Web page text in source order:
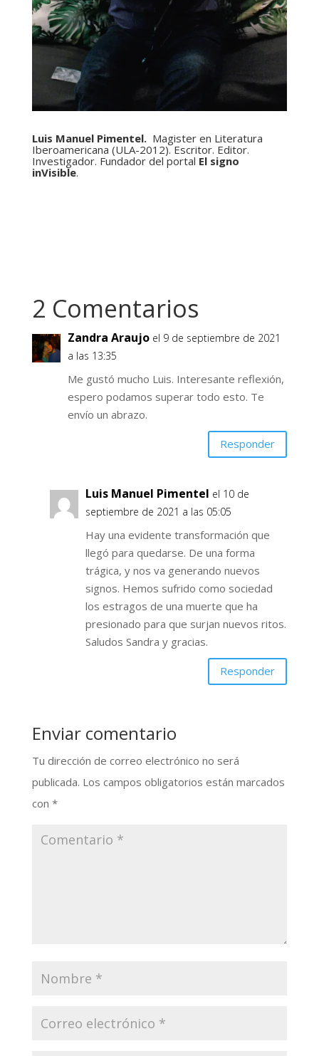
Luis Manuel Pimentel.Magister en Literatura
Iberoamericana (ULA-2012). Escritor. Editor.
Investigador. Fundador del portal El signo
inVisible.
2 Comentarios
Zandra Araujo el 9 de septiembre de 2021
a las 13:35
Me gustó mucho Luis. Interesante reflexión,
espero podamos superar todo esto. Te
envío un abrazo.
Responder
Luis Manuel Pimentel el 10 de
septiembre de 2021 a las 05:05
Hay una evidente transformación que
llegó para quedarse. De una forma
trágica, y nos va generando nuevos
signos. Hemos sufrido como sociedad
los estragos de una muerte que ha
presionado para que surjan nuevos ritos.
Saludos Sandra y gracias.
Responder
Enviar comentario
Tu dirección de correo electrónico no será
publicada. Los campos obligatorios están marcados
con *